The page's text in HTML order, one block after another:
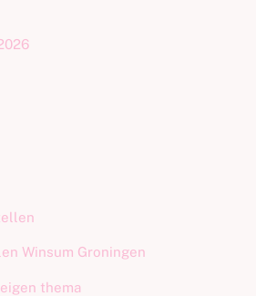
Winsum Groningen
thema